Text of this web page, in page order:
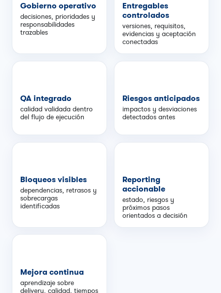
Gobierno operativo
decisiones, prioridades y
responsabilidades
trazables
Entregables
controlados
versiones, requisitos,
evidencias y aceptación
conectadas
QA integrado
calidad validada dentro
del flujo de ejecución
Riesgos anticipados
impactos y desviaciones
detectados antes
Bloqueos visibles
dependencias, retrasos y
sobrecargas
identificadas
Reporting
accionable
estado, riesgos y
próximos pasos
orientados a decisión
Mejora continua
aprendizaje sobre
delivery, calidad, tiempos